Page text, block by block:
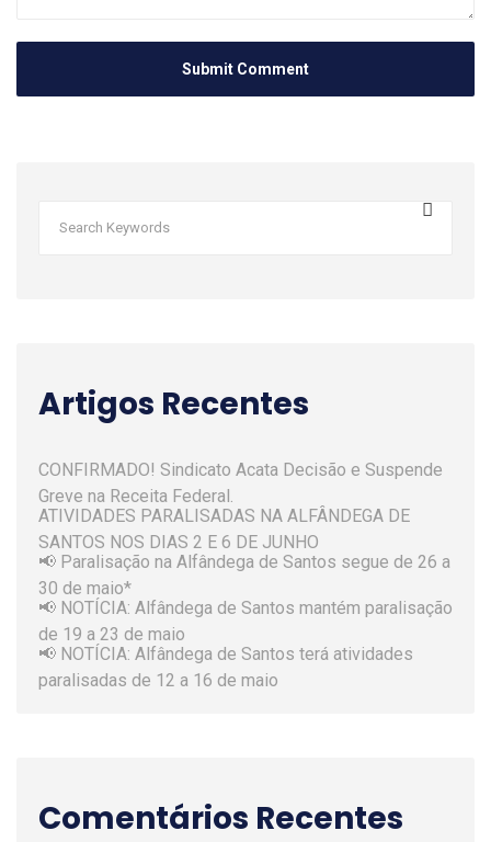
Artigos Recentes
CONFIRMADO! Sindicato Acata Decisão e Suspende
ATIVIDADES PARALISADAS NA ALFÂNDEGA DE
📢 Paralisação na Alfândega de Santos segue de 26 a
📢 NOTÍCIA: Alfândega de Santos mantém paralisação
📢 NOTÍCIA: Alfândega de Santos terá atividades
Comentários Recentes